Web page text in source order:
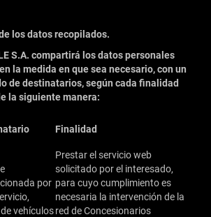
los datos recopilados.
S.A. compartirá los datos personales
la medida en que sea necesario, con un
de destinatarios, según cada finalidad
la siguiente manera:
Finalidad
por
vehículos
Prestar el servicio web
solicitado por el interesado,
para cuyo cumplimiento es
necesaria la intervención de la
red de Concesionarios